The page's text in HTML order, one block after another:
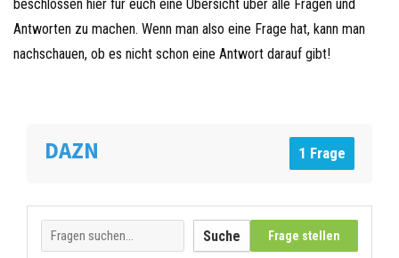
beschlossen hier für euch eine Übersicht über alle Fragen und
Antworten zu machen. Wenn man also eine Frage hat, kann man
nachschauen, ob es nicht schon eine Antwort darauf gibt!
DAZN 1 Frage
Frage stellen
Suche